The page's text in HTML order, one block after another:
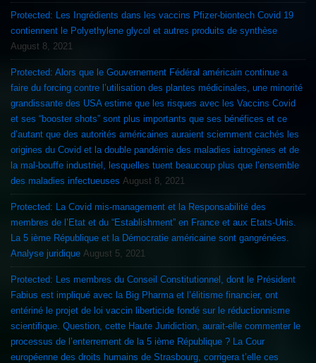
Protected: Les Ingrédients dans les vaccins Pfizer-biontech Covid 19
contiennent le Polyethylene glycol et autres produits de synthèse
August 8, 2021
Protected: Alors que le Gouvernement Fédéral américain continue a
faire du forcing contre l’utilisation des plantes médicinales, une minorité
grandissante des USA estime que les risques avec les Vaccins Covid
et ses “booster shots” sont plus importants que ses bénéfices et ce
d’autant que des autorités américaines auraient sciemment cachés les
origines du Covid et la double pandémie des maladies iatrogènes et de
la mal-bouffe industriel, lesquelles tuent beaucoup plus que l’ensemble
des maladies infectueuses August 8, 2021
Protected: La Covid mis-management et la Responsabilité des
membres de l’Etat et du “Establishment” en France et aux Etats-Unis.
La 5 ième République et la Démocratie américaine sont gangrénées.
Analyse juridique August 5, 2021
Protected: Les membres du Conseil Constitutionnel, dont le Président
Fabius est impliqué avec la Big Pharma et l’élitisme financier, ont
entériné le projet de loi vaccin liberticide fondé sur le réductionnisme
scientifique. Question, cette Haute Juridiction, aurait-elle commenter le
processus de l’enterrement de la 5 ième République ? La Cour
européenne des droits humains de Strasbourg, corrigera t’elle ces